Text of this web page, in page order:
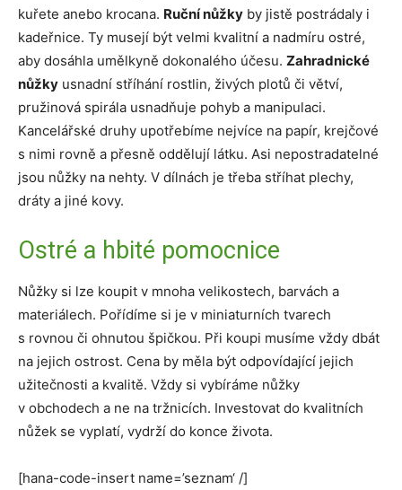
kuřete anebo krocana. Ruční nůžky by jistě postrádaly i
kadeřnice. Ty musejí být velmi kvalitní a nadmíru ostré,
aby dosáhla umělkyně dokonalého účesu. Zahradnické
nůžky usnadní stříhání rostlin, živých plotů či větví,
pružinová spirála usnadňuje pohyb a manipulaci.
Kancelářské druhy upotřebíme nejvíce na papír, krejčové
s nimi rovně a přesně oddělují látku. Asi nepostradatelné
jsou nůžky na nehty. V dílnách je třeba stříhat plechy,
dráty a jiné kovy.
Ostré a hbité pomocnice
Nůžky si lze koupit v mnoha velikostech, barvách a
materiálech. Pořídíme si je v miniaturních tvarech
s rovnou či ohnutou špičkou. Při koupi musíme vždy dbát
na jejich ostrost. Cena by měla být odpovídající jejich
užitečnosti a kvalitě. Vždy si vybíráme nůžky
v obchodech a ne na tržnicích. Investovat do kvalitních
nůžek se vyplatí, vydrží do konce života.
[hana-code-insert name=’seznam‘ /]